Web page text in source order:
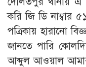
করি জি ডি নাম্বার
পত্রিকায় হারানো
জানতে পারি
আব্দুল আওয়াল